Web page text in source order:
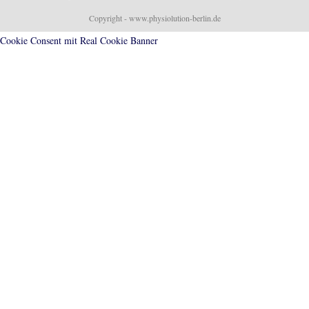
Copyright - www.physiolution-berlin.de
Cookie Consent mit Real Cookie Banner